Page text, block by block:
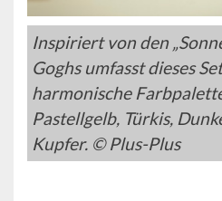
Inspiriert von den
Goghs umfasst dieses
harmonische
Pastellgelb, Türkis,
Kupfer. © Plus-Plus